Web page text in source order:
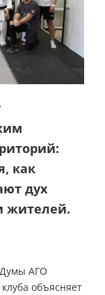
как
дух
жителей.
Думы АГО
объясняет